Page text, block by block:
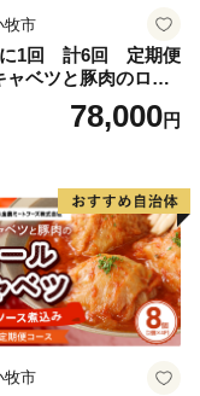
牧市
に1回 計6回 定期便
ャベツと豚肉のロー
ツ（4P入り）
78,000円
牧市